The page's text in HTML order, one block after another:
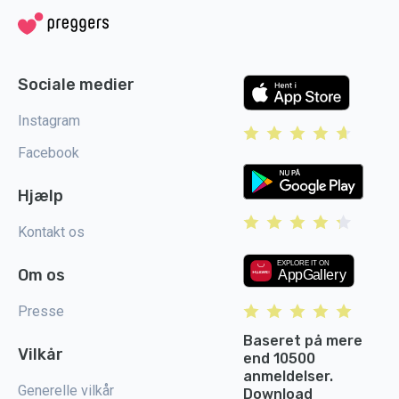
Sociale medier
Instagram
Facebook
Hjælp
Kontakt os
Om os
Presse
Vilkår
Generelle vilkår
Baseret på mere
end 10500
anmeldelser.
Download